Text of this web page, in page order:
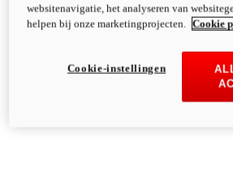
websitenavigatie, het analyseren van
helpen bij onze marketingprojecten.
Cookie
Cookie-instellingen